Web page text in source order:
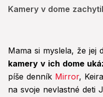
Kamery v dome
Mama si myslela, že jej
kamery v ich dome
píše denník Mirror,
na svoje nevlastné deti